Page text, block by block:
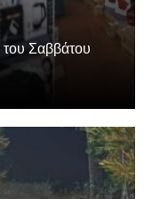
του Σαββάτου